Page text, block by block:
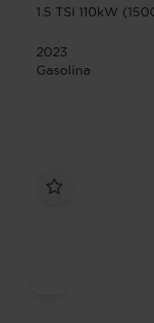
1.5 TSI 110kW
2023
Gasolina